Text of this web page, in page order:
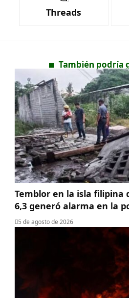
Threads
También podría
Temblor en la isla filipina
6,3 generó alarma en la
5 de agosto de 2026